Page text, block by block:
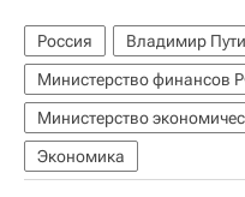
Россия
Владимир
Министерство финансов
Экономика